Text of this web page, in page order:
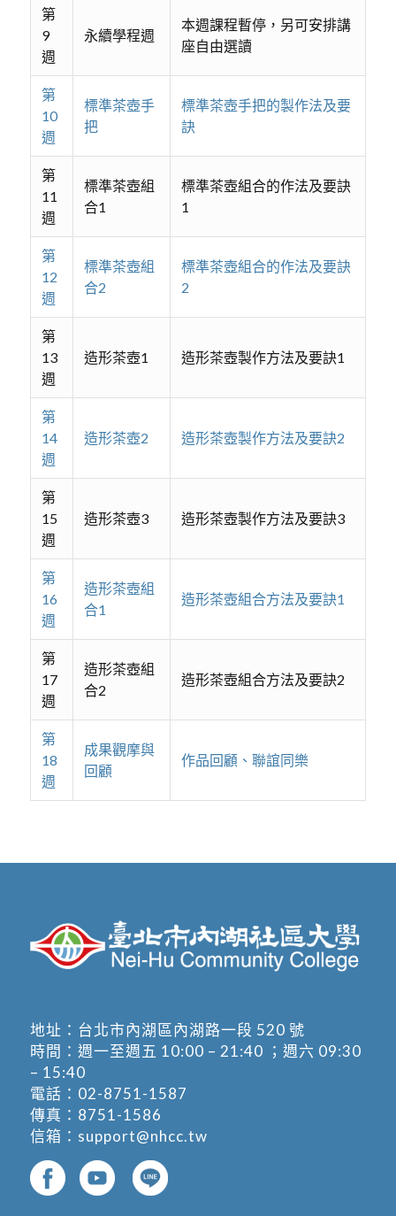
第
9
週
永續學程週
本週課程暫停，另可安排講
座自由選讀
第
10
週
標準茶壺手
把
標準茶壺手把的製作法及要
訣
第
11
週
標準茶壺組
合1
標準茶壺組合的作法及要訣
1
第
12
週
標準茶壺組
合2
標準茶壺組合的作法及要訣
2
第
13
週
造形茶壺1 造形茶壺製作方法及要訣1
第
14
週
造形茶壺2 造形茶壺製作方法及要訣2
第
15
週
造形茶壺3 造形茶壺製作方法及要訣3
第
16
週
造形茶壺組
合1
造形茶壺組合方法及要訣1
第
17
週
造形茶壺組
合2
造形茶壺組合方法及要訣2
第
18
週
成果觀摩與
回顧
作品回顧、聯誼同樂
地址： 台北市內湖區內湖路一段 520 號
時間：週一至週五 10:00 – 21:40 ；週六 09:30
– 15:40
電話： 02-8751-1587
傳真：8751-1586
信箱： support@nhcc.tw